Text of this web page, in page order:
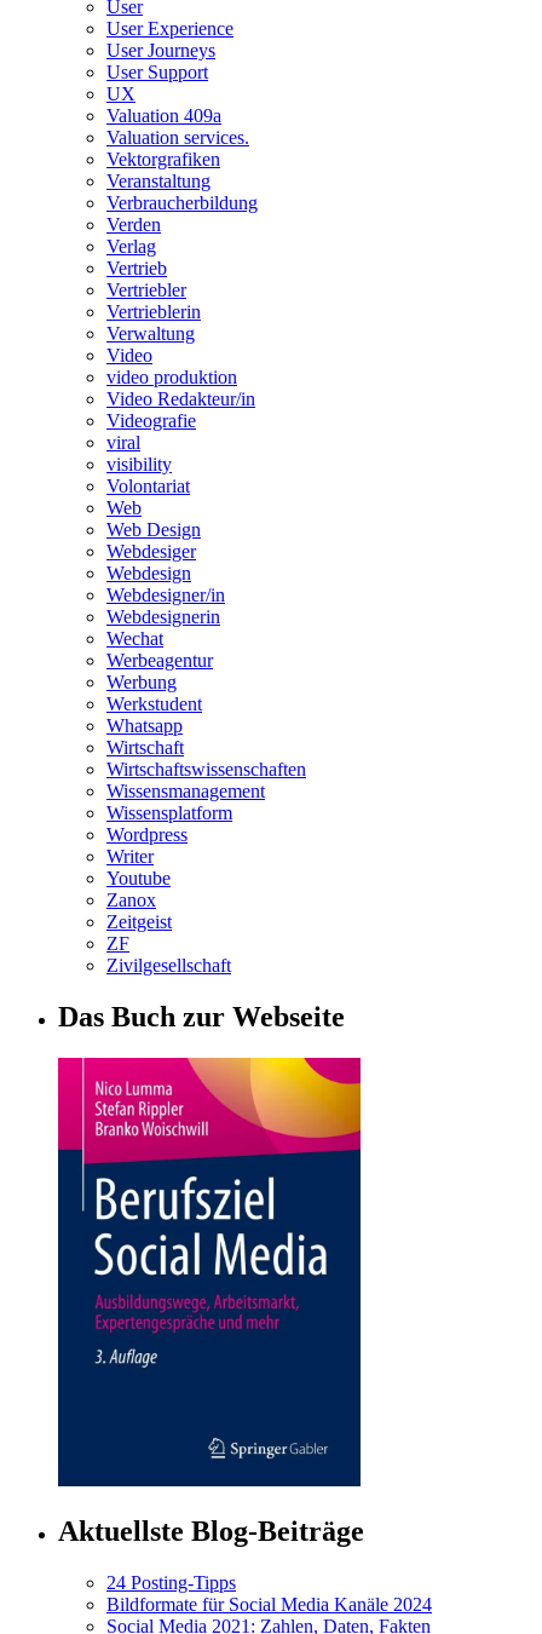
User
User Experience
User Journeys
User Support
UX
Valuation 409a
Valuation services.
Vektorgrafiken
Veranstaltung
Verbraucherbildung
Verden
Verlag
Vertrieb
Vertriebler
Vertrieblerin
Verwaltung
Video
video produktion
Video Redakteur/in
Videografie
viral
visibility
Volontariat
Web
Web Design
Webdesiger
Webdesign
Webdesigner/in
Webdesignerin
Wechat
Werbeagentur
Werbung
Werkstudent
Whatsapp
Wirtschaft
Wirtschaftswissenschaften
Wissensmanagement
Wissensplatform
Wordpress
Writer
Youtube
Zanox
Zeitgeist
ZF
Zivilgesellschaft
Das Buch zur Webseite
Aktuellste Blog-Beiträge
24 Posting-Tipps
Bildformate für Social Media Kanäle 2024
Social Media 2021: Zahlen, Daten, Fakten